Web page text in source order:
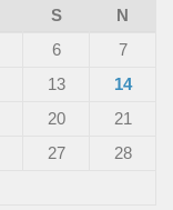
S
N
6
7
13
14
20
21
27
28